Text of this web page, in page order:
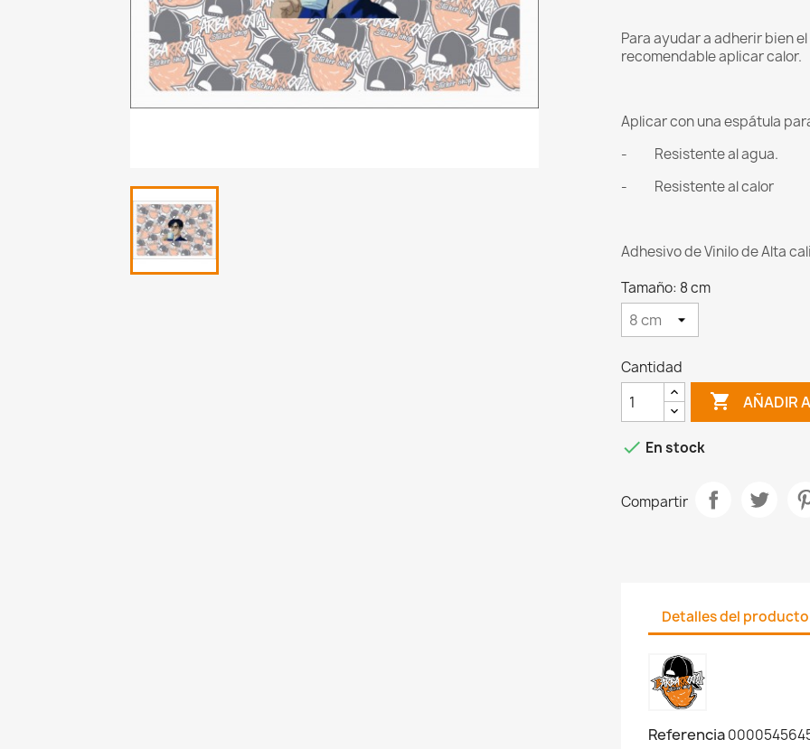
Para ayudar a adherir bien
recomendable aplicar calor.
Aplicar con una espátula
- Resistente al agua.
- Resistente al calor
Adhesivo de Vinilo de Alta
Tamaño: 8 cm
Cantidad
 AÑADIR
 En stock
Compartir
Detalles del producto
Referencia